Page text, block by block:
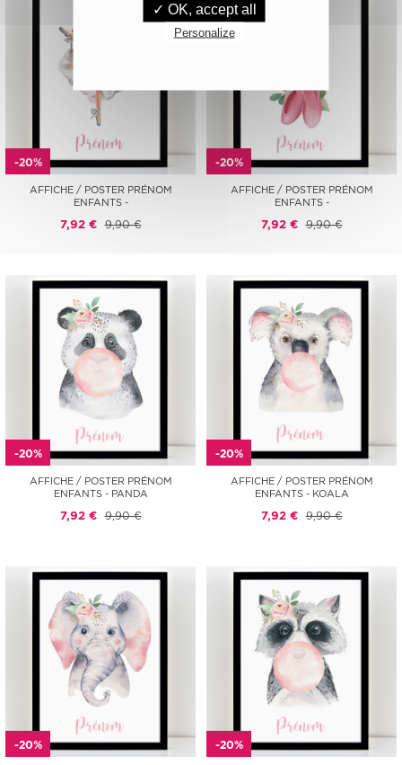
-20%
AFFICHE / POSTER PRÉNOM
ENFANTS -
7,92 € 9,90 €
-20%
AFFICHE / POSTER PRÉNOM
ENFANTS -
7,92 € 9,90 €
-20%
AFFICHE / POSTER PRÉNOM
ENFANTS - PANDA
7,92 € 9,90 €
-20%
AFFICHE / POSTER PRÉNOM
ENFANTS - KOALA
7,92 € 9,90 €
-20% -20%
✓ OK, accept all
Personalize